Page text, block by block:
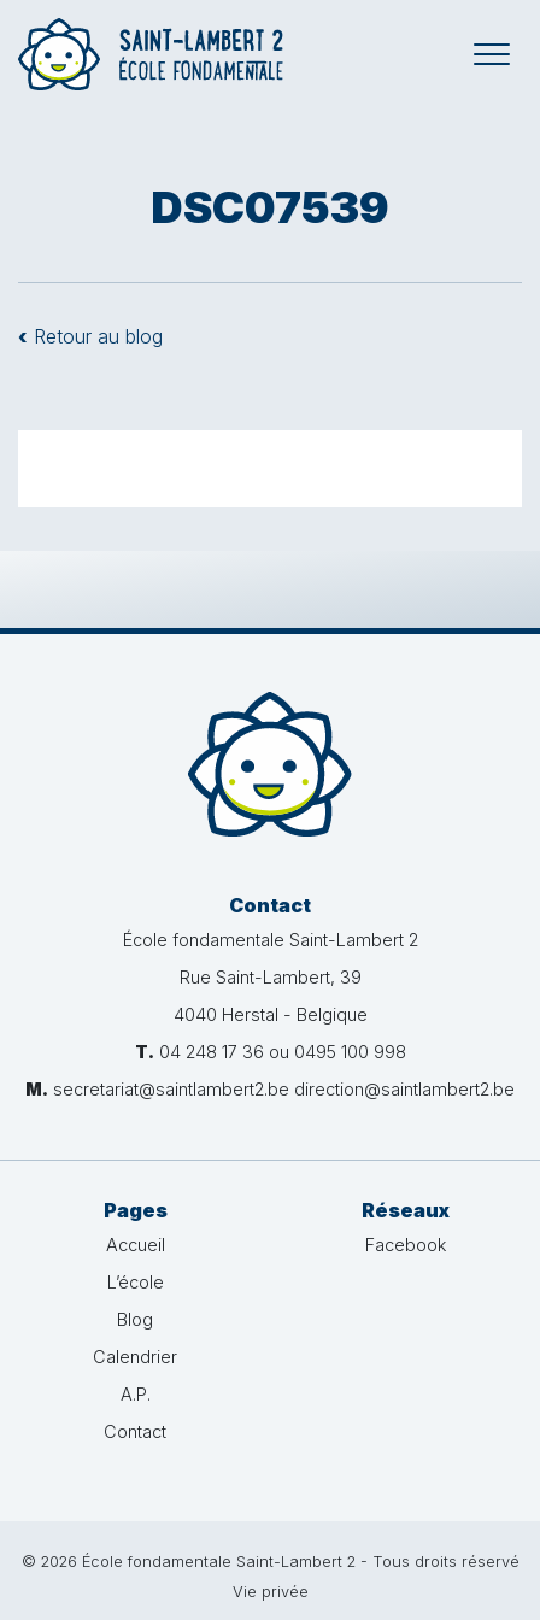
DSC07539
‹ Retour au blog
Contact
École fondamentale Saint-Lambert 2
Rue Saint-Lambert, 39
4040 Herstal - Belgique
T. 04 248 17 36 ou 0495 100 998
M. secretariat@saintlambert2.be direction@saintlambert2.be
Pages
Accueil
L’école
Blog
Calendrier
A.P.
Contact
Réseaux
Facebook
© 2026 École fondamentale Saint-Lambert 2 - Tous droits réservé
Vie privée